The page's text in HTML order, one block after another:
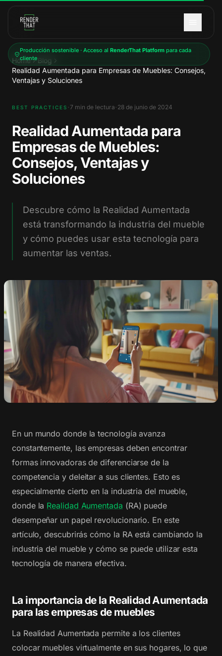
Producción sostenible · Acceso al RenderThat Platformpara cada
cliente
Home
Blog
Realidad Aumentada para Empresas de Muebles: Consejos,
Ventajas y Soluciones
BEST PRACTICES · 7 min de lectura · 28 de junio de 2024
Realidad Aumentada para
Empresas de Muebles:
Consejos, Ventajas y
Soluciones
Descubre cómo la Realidad Aumentada
está transformando la industria del mueble
y cómo puedes usar esta tecnología para
aumentar las ventas.
En un mundo donde la tecnología avanza
constantemente, las empresas deben encontrar
formas innovadoras de diferenciarse de la
competencia y deleitar a sus clientes. Esto es
especialmente cierto en la industria del mueble,
donde la Realidad Aumentada (RA) puede
desempeñar un papel revolucionario. En este
artículo, descubrirás cómo la RA está cambiando la
industria del mueble y cómo se puede utilizar esta
tecnología de manera efectiva.
La importancia de la Realidad Aumentada
para las empresas de muebles
La Realidad Aumentada permite a los clientes
colocar muebles virtualmente en sus hogares, lo que